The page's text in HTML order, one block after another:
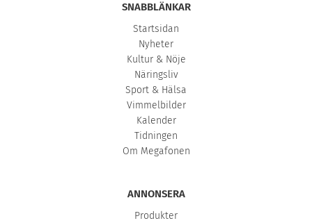
SNABBLÄNKAR
Startsidan
Nyheter
Kultur & Nöje
Näringsliv
Sport & Hälsa
Vimmelbilder
Kalender
Tidningen
Om Megafonen
ANNONSERA
Produkter